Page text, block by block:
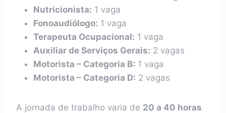
Nutricionista: 1 vaga
Fonoaudiólogo: 1 vaga
Terapeuta Ocupacional: 1 vaga
Auxiliar de Serviços Gerais: 2 vagas
Motorista – Categoria B: 1 vaga
Motorista – Categoria D: 2 vagas
A jornada de trabalho varia de 20 a 40 horas